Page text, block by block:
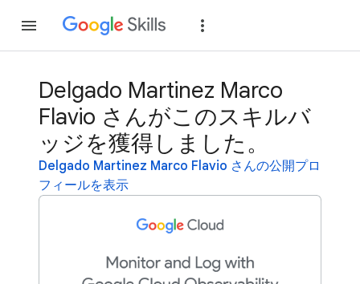
Delgado Martinez Marco
Flavio さんがこのスキルバ
ッジを獲得しました。
Delgado Martinez Marco Flavio さんの公開プロ
フィールを表示